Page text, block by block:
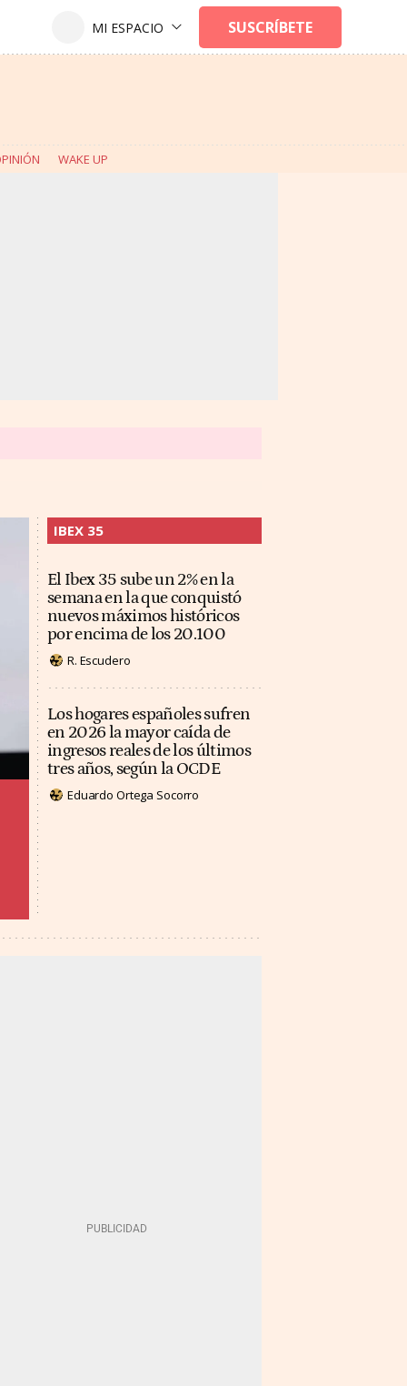
WAKE UP
IBEX 35
El Ibex 35 sube un 2% en la
semana en la que conquistó
nuevos máximos históricos
por encima de los 20.100
R. Escudero
Los hogares españoles sufren
en 2026 la mayor caída de
ingresos reales de los últimos
tres años, según la OCDE
Eduardo Ortega Socorro